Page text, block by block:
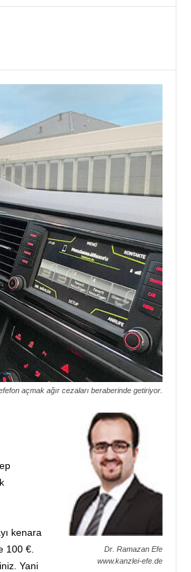
açmak ağır cezaları beraberinde getiriyor.
Dr. Ramazan Efe
www.kanzlei-efe.de
kenara
100 €.
Yani